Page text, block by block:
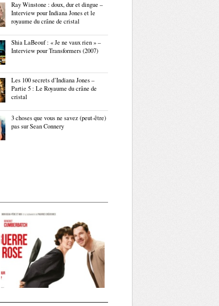
Ray Winstone : doux, dur et dingue –
Interview pour Indiana Jones et le
royaume du crâne de cristal
Shia LaBeouf : « Je ne vaux rien » –
Interview pour Transformers (2007)
Les 100 secrets d’Indiana Jones –
Partie 5 : Le Royaume du crâne de
cristal
3 choses que vous ne savez (peut-être)
pas sur Sean Connery